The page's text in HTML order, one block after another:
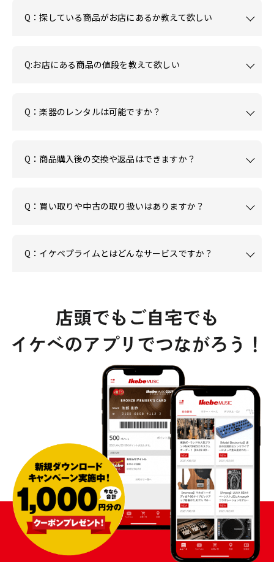
Q：探している商品がお店にあるか教えて欲しい
Q:お店にある商品の値段を教えて欲しい
Q：楽器のレンタルは可能ですか？
Q：商品購入後の交換や返品はできますか？
Q：買い取りや中古の取り扱いはありますか？
Q：イケベプライムとはどんなサービスですか？